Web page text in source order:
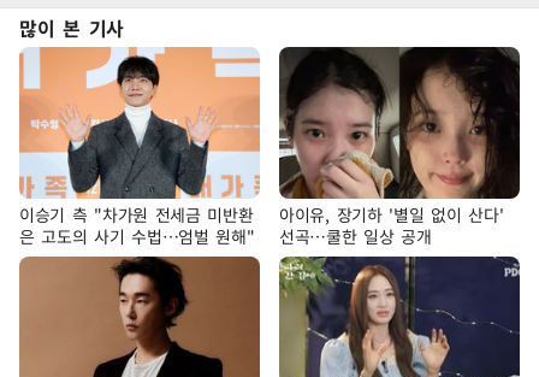
많이 본 기사
이승기 측 "차가원 전세금 미반환
은 고도의 사기 수법…엄벌 원해"
아이유, 장기하 '별일 없이 산다'
선곡…쿨한 일상 공개